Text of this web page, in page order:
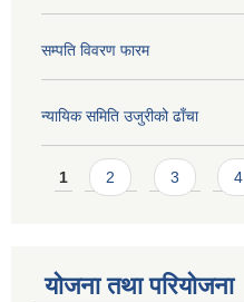
सम्पति विवरण फारम
न्यायिक समिति उजुरीको ढाँचा
Pages
1 2 3 4
योजना तथा परियोजना